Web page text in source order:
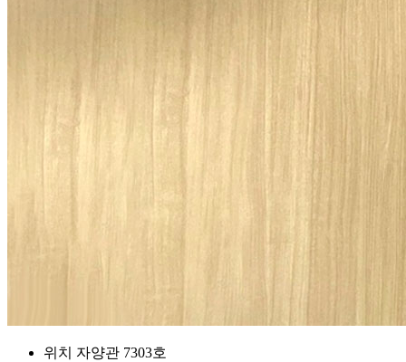
위치
자양관 7303호